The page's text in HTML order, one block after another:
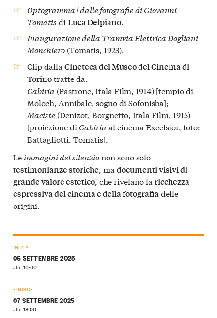
Optogramma | dalle fotografie di Giovanni
Tomatis diLuca Delpiano.
Inaugurazione della Tramvia Elettrica Dogliani-
Monchiero (Tomatis, 1923).
Clip dallaCineteca del Museo del Cinema di
Torinotratte da:
Cabiria (Pastrone, Itala Film, 1914) [tempio di
Moloch, Annibale, sogno di Sofonisba];
Maciste (Denizot, Borgnetto, Itala Film, 1915)
[proiezione di Cabiria al cinema Excelsior, foto:
Battagliotti, Tomatis].
Le immagini del silenzionon sono solo
testimonianze storiche, ma documenti visivi di
grande valore estetico, che rivelano la ricchezza
espressiva del cinema e della fotografiadelle
origini.
INIZIA
06 SETTEMBRE 2025
alle 10:00
FINISCE
07 SETTEMBRE 2025
alle 18:00